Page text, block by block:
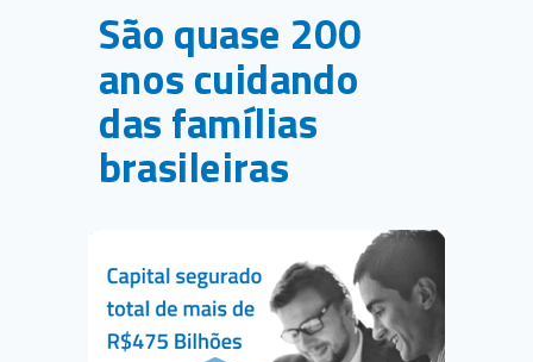
São quase 200
anos cuidando
das famílias
brasileiras